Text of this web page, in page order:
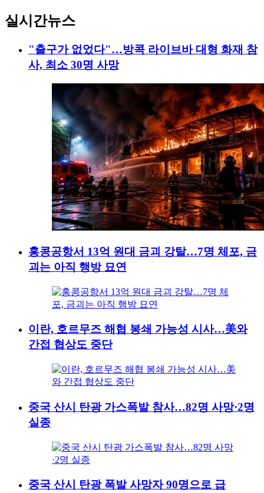
실시간뉴스
"출구가 없었다"…방콕 라이브바 대형 화재 참
사, 최소 30명 사망
홍콩공항서 13억 원대 금괴 강탈…7명 체포, 금
괴는 아직 행방 묘연
이란, 호르무즈 해협 봉쇄 가능성 시사…美와
간접 협상도 중단
중국 산시 탄광 가스폭발 참사…82명 사망·2명
실종
중국 산시 탄광 폭발 사망자 90명으로 급